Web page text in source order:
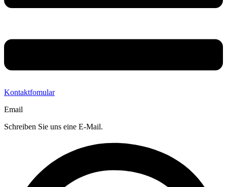
Kontaktfomular
Email
Schreiben Sie uns eine E-Mail.